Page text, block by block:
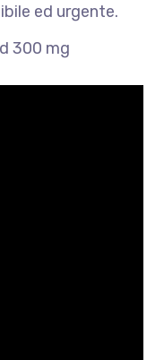
ed urgente.